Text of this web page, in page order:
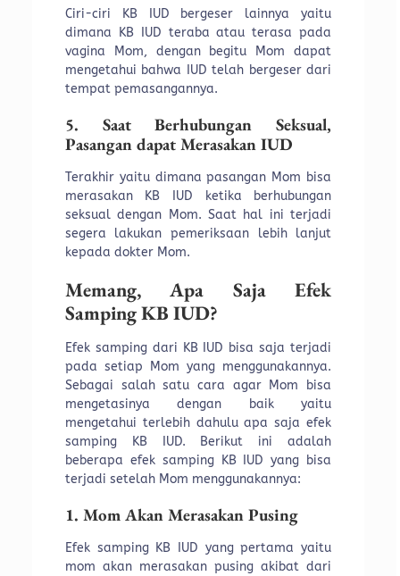
Ciri-ciri KB IUD bergeser lainnya yaitu
dimana KB IUD teraba atau terasa pada
vagina Mom, dengan begitu Mom dapat
mengetahui bahwa IUD telah bergeser dari
tempat pemasangannya.
5. Saat Berhubungan Seksual,
Pasangan dapat Merasakan IUD
Terakhir yaitu dimana pasangan Mom bisa
merasakan KB IUD ketika berhubungan
seksual dengan Mom. Saat hal ini terjadi
segera lakukan pemeriksaan lebih lanjut
kepada dokter Mom.
Memang, Apa Saja Efek
Samping KB IUD?
Efek samping dari KB IUD bisa saja terjadi
pada setiap Mom yang menggunakannya.
Sebagai salah satu cara agar Mom bisa
mengetasinya dengan baik yaitu
mengetahui terlebih dahulu apa saja efek
samping KB IUD. Berikut ini adalah
beberapa efek samping KB IUD yang bisa
terjadi setelah Mom menggunakannya:
1. Mom Akan Merasakan Pusing
Efek samping KB IUD yang pertama yaitu
mom akan merasakan pusing akibat dari